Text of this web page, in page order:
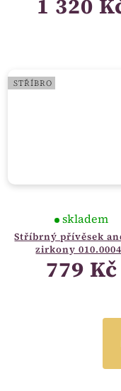
1 320
STŘÍBRO
Stříbrný přívěsek
zirkony
skladem
779 Kč